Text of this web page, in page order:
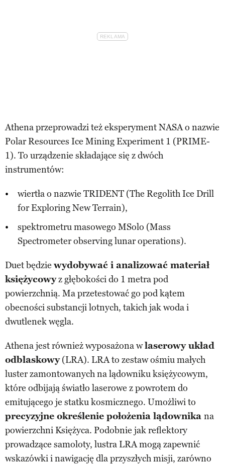
Athena przeprowadzi też eksperyment NASA o nazwie
Polar Resources Ice Mining Experiment 1 (PRIME-
1). To urządzenie składające się z dwóch
instrumentów:
wiertła o nazwie TRIDENT (The Regolith Ice Drill
for Exploring New Terrain),
spektrometru masowego MSolo (Mass
Spectrometer observing lunar operations).
Duet będzie wydobywać i analizować materiał
księżycowyz głębokości do 1 metra pod
powierzchnią. Ma przetestować go pod kątem
obecności substancji lotnych, takich jak woda i
dwutlenek węgla.
Athena jest również wyposażona wlaserowy układ
odblaskowy(LRA). LRA to zestaw ośmiu małych
luster zamontowanych na lądowniku księżycowym,
które odbijają światło laserowe z powrotem do
emitującego je statku kosmicznego. Umożliwi to
precyzyjne określenie położenia lądownika na
powierzchni Księżyca. Podobnie jak reflektory
prowadzące samoloty, lustra LRA mogą zapewnić
wskazówki i nawigację dla przyszłych misji, zarówno